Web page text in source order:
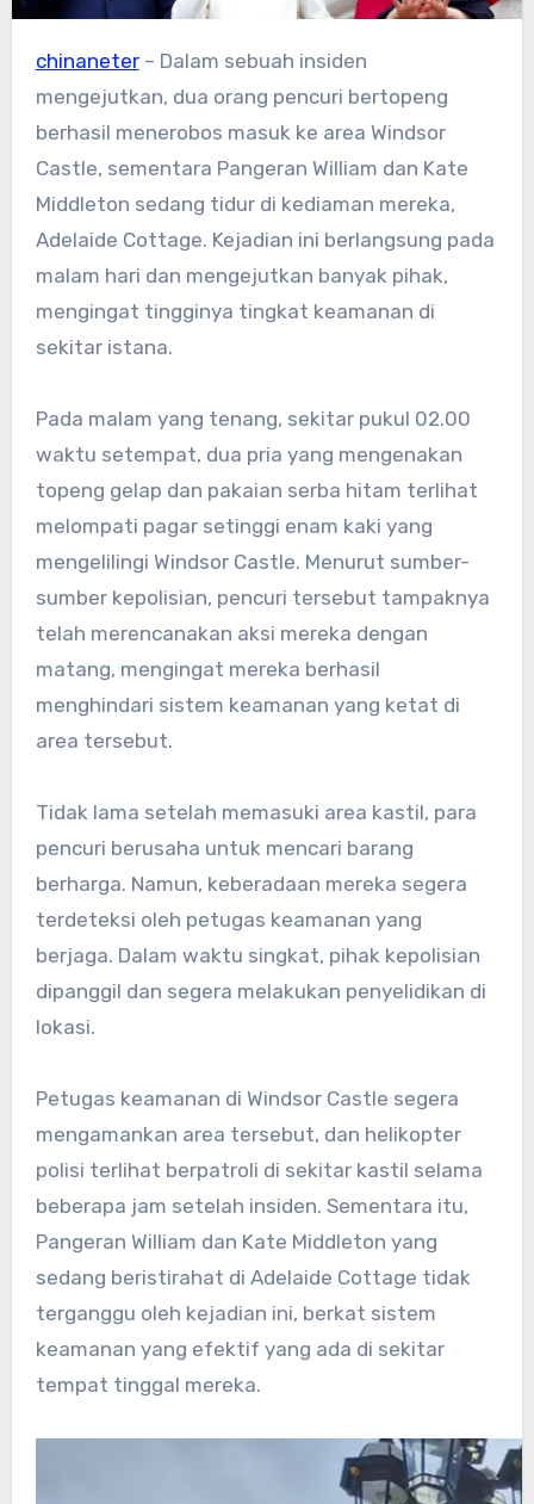
chinaneter– Dalam sebuah insiden
mengejutkan, dua orang pencuri bertopeng
berhasil menerobos masuk ke area Windsor
Castle, sementara Pangeran William dan Kate
Middleton sedang tidur di kediaman mereka,
Adelaide Cottage. Kejadian ini berlangsung pada
malam hari dan mengejutkan banyak pihak,
mengingat tingginya tingkat keamanan di
sekitar istana.
Pada malam yang tenang, sekitar pukul 02.00
waktu setempat, dua pria yang mengenakan
topeng gelap dan pakaian serba hitam terlihat
melompati pagar setinggi enam kaki yang
mengelilingi Windsor Castle. Menurut sumber-
sumber kepolisian, pencuri tersebut tampaknya
telah merencanakan aksi mereka dengan
matang, mengingat mereka berhasil
menghindari sistem keamanan yang ketat di
area tersebut.
Tidak lama setelah memasuki area kastil, para
pencuri berusaha untuk mencari barang
berharga. Namun, keberadaan mereka segera
terdeteksi oleh petugas keamanan yang
berjaga. Dalam waktu singkat, pihak kepolisian
dipanggil dan segera melakukan penyelidikan di
lokasi.
Petugas keamanan di Windsor Castle segera
mengamankan area tersebut, dan helikopter
polisi terlihat berpatroli di sekitar kastil selama
beberapa jam setelah insiden. Sementara itu,
Pangeran William dan Kate Middleton yang
sedang beristirahat di Adelaide Cottage tidak
terganggu oleh kejadian ini, berkat sistem
keamanan yang efektif yang ada di sekitar
tempat tinggal mereka.